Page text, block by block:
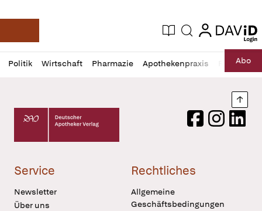
Deutsche Apotheker Zeitung
Aktuelle Ausgabe
Suche login
login
Politik Wirtschaft Pharmazie Apothekenpraxis RechtAbo
Profil
öffnen
Daz
Pur
Deutscher Apotheker Verlag Logo
FacebookInstagram
Service
Newsletter
Über uns
Rechtliches
Allgemeine
Geschäftsbedingungen